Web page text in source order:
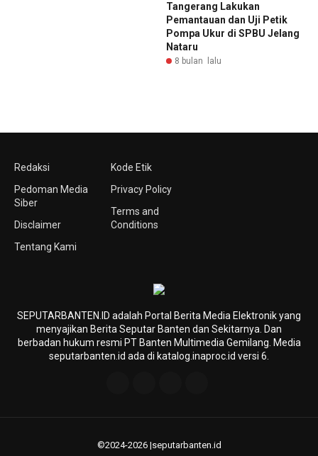
Tangerang Lakukan
Pemantauan dan Uji Petik
Pompa Ukur di SPBU Jelang
Nataru
8 bulan lalu
Redaksi
Pedoman Media
Siber
Disclaimer
Tentang Kami
Kode Etik
Privacy Policy
Terms and
Conditions
SEPUTARBANTEN.ID adalah Portal Berita Media Elektronik yang
menyajikan Berita Seputar Banten dan Sekitarnya. Dan
berbadan hukum resmi PT Banten Multimedia Gemilang. Media
seputarbanten.id ada di katalog.inaproc.id versi 6.
©2024-2026 |seputarbanten.id